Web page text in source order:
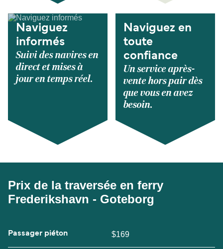
Naviguez
informés
Suivi des navires en
direct et mises à
jour en temps réel.
Naviguez en
toute
confiance
Un service après-
vente hors pair dès
que vous en avez
besoin.
Prix de la traversée en ferry
Frederikshavn - Goteborg
Passager piéton $169